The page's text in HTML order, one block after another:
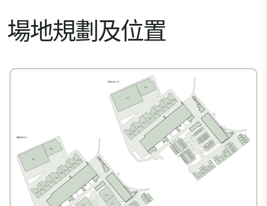
場地規劃及位置